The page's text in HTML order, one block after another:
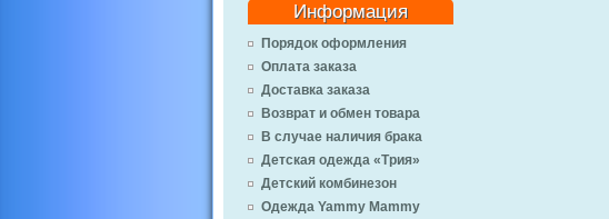
Информация
Порядок оформления
Оплата заказа
Доставка заказа
Возврат и обмен товара
В случае наличия брака
Детская одежда «Трия»
Детский комбинезон
Одежда Yammy Mammy